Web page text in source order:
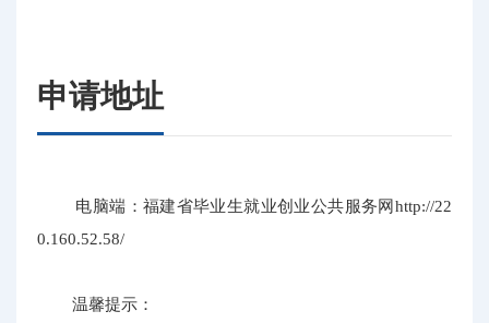
申请地址
电脑端：福建省毕业生就业创业公共服务网http://22
0.160.52.58/
温馨提示：